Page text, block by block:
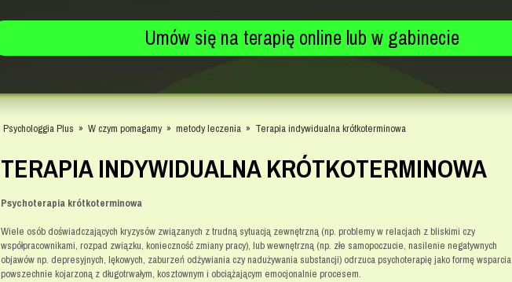
Umów się na terapię online lub w gabinecie
Psychologgia Plus » W czym pomagamy » metody leczenia » Terapia indywidualna krótkoterminowa
TERAPIA INDYWIDUALNA KRÓTKOTERMINOWA
Psychoterapia krótkoterminowa
Wiele osób doświadczających kryzysów związanych z trudną sytuacją zewnętrzną (np. problemy w relacjach z bliskimi czy
współpracownikami, rozpad związku, konieczność zmiany pracy), lub wewnętrzną (np. złe samopoczucie, nasilenie negatywnych
objawów np. depresyjnych, lękowych, zaburzeń odżywiania czy nadużywania substancji) odrzuca psychoterapię jako formę wsparcia
powszechnie kojarzoną z długotrwałym, kosztownym i obciążającym emocjonalnie procesem.